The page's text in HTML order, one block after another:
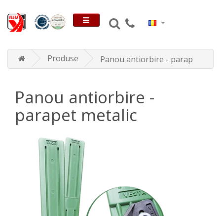
Produse Panou antiorbire - parapet
Panou antiorbire -
parapet metalic